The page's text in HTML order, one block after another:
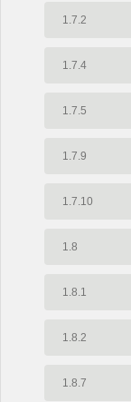
1.7.2
1.7.4
1.7.5
1.7.9
1.7.10
1.8
1.8.1
1.8.2
1.8.7